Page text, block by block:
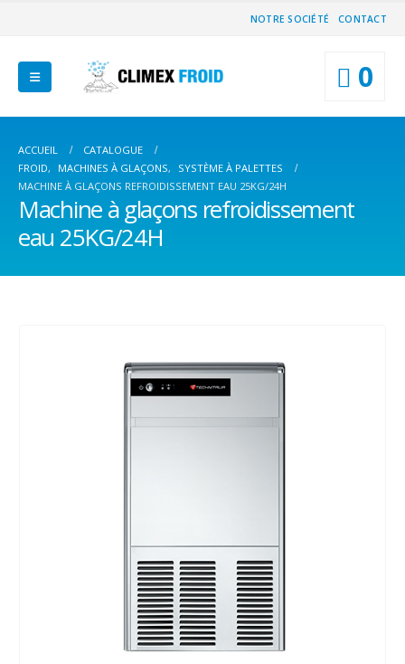
NOTRE SOCIÉTÉ CONTACT
0
ACCUEIL
CATALOGUE
FROID, MACHINES À GLAÇONS,
SYSTÈME À PALETTES
MACHINE À GLAÇONS REFROIDISSEMENT EAU 25KG/24H
Machine à glaçons refroidissement
eau 25KG/24H